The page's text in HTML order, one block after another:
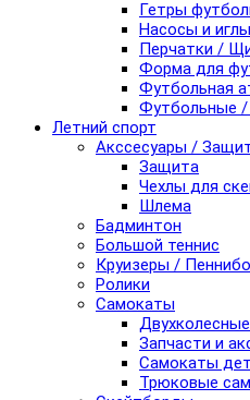
Гетры
Насосы и
Перчатки /
Форма для
Футбольная
Футбольные /
Летний спорт
Акссесуары /
Защита
Чехлы для
Шлема
Бадминтон
Большой теннис
Круизеры /
Ролики
Самокаты
Запчасти и
Самокаты
Трюковые